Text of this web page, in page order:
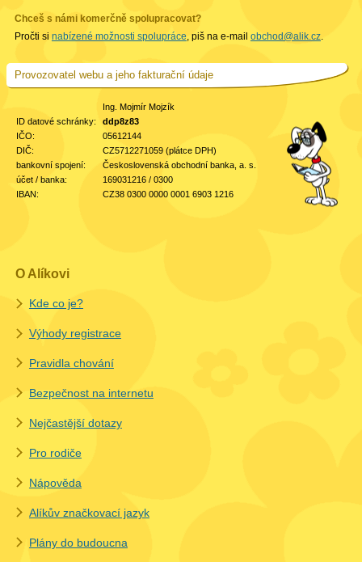
Chceš s námi komerčně spolupracovat?
Pročti si nabízené možnosti spolupráce, piš na e-mail obchod@alik.cz.
Provozovatel webu a jeho fakturační údaje
Ing. Mojmír Mojzík
ID datové schránky:
ddp8z83
IČO:
05612144
DIČ:
CZ5712271059 (plátce DPH)
bankovní spojení:
Československá obchodní banka, a. s.
účet / banka:
169031216 / 0300
IBAN:
CZ38 0300 0000 0001 6903 1216
O Alíkovi
Kde co je?
Výhody registrace
Pravidla chování
Bezpečnost na internetu
Nejčastější dotazy
Pro rodiče
Nápověda
Alíkův značkovací jazyk
Plány do budoucna